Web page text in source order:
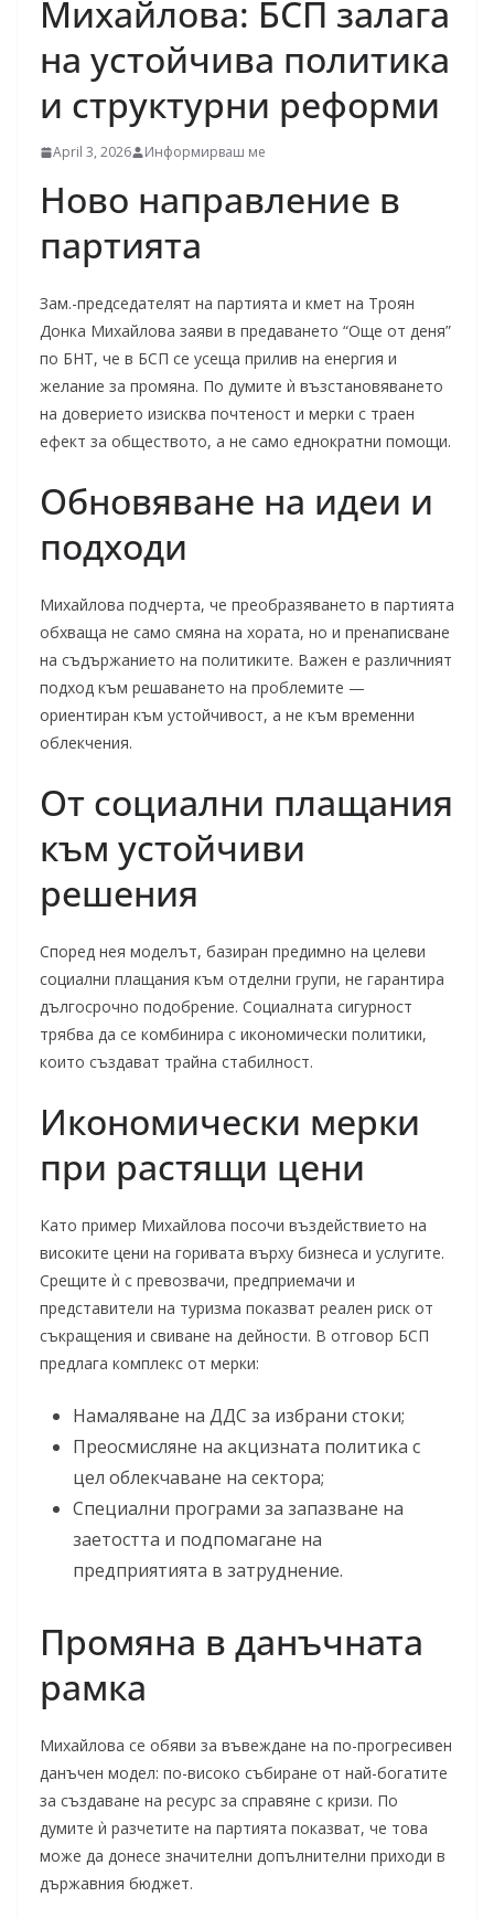
Михайлова: БСП залага
на устойчива политика
и структурни реформи
April 3, 2026 Информирваш ме
Ново направление в
партията
Зам.-председателят на партията и кмет на Троян
Донка Михайлова заяви в предаването “Още от деня”
по БНТ, че в БСП се усеща прилив на енергия и
желание за промяна. По думите ѝ възстановяването
на доверието изисква почтеност и мерки с траен
ефект за обществото, а не само еднократни помощи.
Обновяване на идеи и
подходи
Михайлова подчерта, че преобразяването в партията
обхваща не само смяна на хората, но и пренаписване
на съдържанието на политиките. Важен е различният
подход към решаването на проблемите —
ориентиран към устойчивост, а не към временни
облекчения.
От социални плащания
към устойчиви
решения
Според нея моделът, базиран предимно на целеви
социални плащания към отделни групи, не гарантира
дългосрочно подобрение. Социалната сигурност
трябва да се комбинира с икономически политики,
които създават трайна стабилност.
Икономически мерки
при растящи цени
Като пример Михайлова посочи въздействието на
високите цени на горивата върху бизнеса и услугите.
Срещите ѝ с превозвачи, предприемачи и
представители на туризма показват реален риск от
съкращения и свиване на дейности. В отговор БСП
предлага комплекс от мерки:
Намаляване на ДДС за избрани стоки;
Преосмисляне на акцизната политика с
цел облекчаване на сектора;
Специални програми за запазване на
заетостта и подпомагане на
предприятията в затруднение.
Промяна в данъчната
рамка
Михайлова се обяви за въвеждане на по-прогресивен
данъчен модел: по-високо събиране от най-богатите
за създаване на ресурс за справяне с кризи. По
думите ѝ разчетите на партията показват, че това
може да донесе значителни допълнителни приходи в
държавния бюджет.